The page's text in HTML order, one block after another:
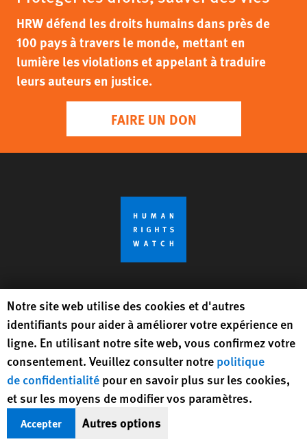
HRW défend les droits humains dans près de
100 pays à travers le monde, mettant en
lumière les violations et appelant à traduire
leurs auteurs en justice.
FAIRE UN DON
Recevoir des infos (en anglais) sur les
droits humains dans le monde
S’inscrire
Suivez-nous BlueSky
X Facebook
YouTube
Footer
Contactez-nous
Human Rights Watch cookie preferences
Notre site web utilise des cookies et d'autres
identifiants pour aider à améliorer votre expérience en
ligne. En utilisant notre site web, vous confirmez votre
consentement. Veuillez consulter notre politique
de confidentialité pour en savoir plus sur les cookies,
et sur les moyens de modifier vos paramètres.
Accepter Autres options